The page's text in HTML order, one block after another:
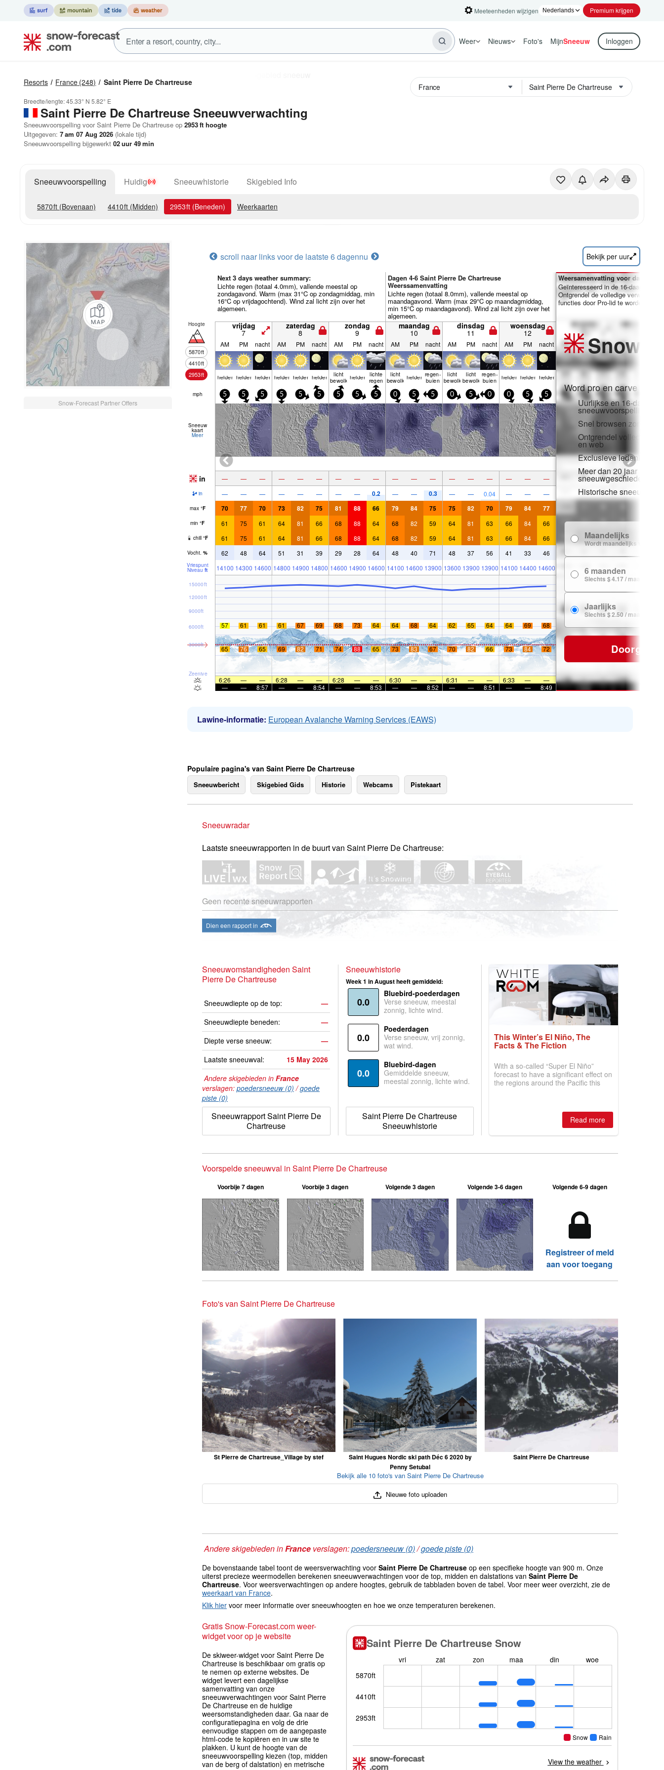
Meeteenheden wijzigen Premium krijgen
Weer Nieuws Foto's MijnSneeuw Inloggen
Resorts France (248) Saint Pierre De Chartreuse
Breedte/lengte:45.33° N 5.82° E
Saint Pierre De Chartreuse Sneeuwverwachting
Sneeuwvoorspelling voor Saint Pierre De Chartreuse op 2953ft hoogte
Uitgegeven: 7 am 07 Aug 2026 (lokale tijd)
Sneeuwvoorspelling bijgewerkt 02uur 49min
Sneeuwvoorspelling Huidig Sneeuwhistorie Skigebied Info
5870ft (Bovenaan) 4410ft (Midden) 2953ft (Beneden) Weerkaarten
Snow-Forecast Partner Offers
scroll naar links voor de laatste 6 dagennu Bekijk per uur
Next 3 days weather summary:
Lichte regen (totaal 4.0mm), vallende meestal op
zondagavond. Warm (max 31°C op zondagmiddag, min
16°C op vrijdagochtend). Wind zal licht zijn over het
algemeen.
Dagen 4-6 Saint Pierre De Chartreuse
Weerssamenvatting
Lichte regen (totaal 8.0mm), vallende meestal op
maandagavond. Warm (max 29°C op maandagmiddag,
min 15°C op maandagavond). Wind zal licht zijn over het
algemeen.
Hoogte
5870ft
4410ft
2953ft
vrijdag
7
zaterdag
8
zondag
9
maandag
10
dinsdag
11
woensdag
12
AM PM nacht AM PM nacht AM PM nacht AM PM nacht AM PM nacht AM PM nacht
helder helder helder helder helder helder licht
bewolkt helder lichte
regen
licht
bewolkt helder regen­
buien
licht
bewolkt
licht
bewolkt
regen­
buien helder helder helder
mph 5 5 5 5 5 5 5 5 5 0 5 5 0 5 0 0 5 5
Sneeuw
kaart
Meer
in — — — — — — — — — — — — — — — — — —
in — — — — — — — — 0.2 — — 0.3 — — 0.04 — — —
max °F 70 77 70 73 82 75 81 88 66 79 84 75 75 82 70 79 84 77
min °F 61 75 61 64 81 66 68 88 64 68 82 59 64 81 63 66 84 66
chill °F 61 75 61 64 81 66 68 88 64 68 82 59 64 81 63 66 84 66
Vocht. % 62 48 64 51 31 39 29 28 64 48 40 71 48 37 56 41 33 46
Vriespunt
Niveau ft 14100 14300 14600 14800 14900 14800 14600 14900 14600 14100 14600 13900 13600 13900 13900 14100 14400 14600
Zeeniveau
3000ft
6000ft
9000ft
12000ft
15000ft
57 61 61 61 67 69 68 73 64 64 68 64 62 65 64 64 69 68
65 76 65 69 82 71 74 88 65 73 83 67 70 82 66 73 84 72
6:26 — — 6:28 — — 6:28 — — 6:30 — — 6:31 — — 6:33 —
—
—
— 8:57 — — 8:54 — — 8:53 — — 8:52 — — 8:51 — — 8:49
Weersamenvatting voor dagen 7-
Geïnteresseerd in de 16-daagse
Ontgrendel de volledige
functies door Pro-lid te worden.
Snow
Word pro en carve uit:
Uurlijkse en 16-daagse
sneeuwvoorspellingen
Snel browsen zonder
Ontgrendel volledige
en web
Exclusieve
Meer dan 20 jaar
sneeuwgeschiedenis
Historische
Maandelijks
Wordt maandelijks verlengd
6 maanden
Slechts $ 4.17 / maand
Jaarlijks
Slechts $ 2.50 / maand
Doorgaan
Lawine-informatie: European Avalanche Warning Services (EAWS)
Populaire pagina's van Saint Pierre De Chartreuse
Sneeuwbericht Skigebied Gids Historie Webcams Pistekaart
Sneeuwradar
Laatste sneeuwrapporten in de buurt van Saint Pierre De Chartreuse:
Geen recente sneeuwrapporten
Dien een rapport in
Sneeuwomstandigheden Saint
Pierre De Chartreuse
Sneeuwdiepte op de top:
—
Sneeuwdiepte beneden:
—
Diepte verse sneeuw:
—
Laatste sneeuwval:
15 May 2026
Andere skigebieden in France
verslagen: poedersneeuw (0) /goede
piste (0)
Sneeuwrapport Saint Pierre De
Chartreuse
Sneeuwhistorie
Week 1 in August heeft gemiddeld:
0.0
Bluebird-poederdagen
Verse sneeuw, meestal
zonnig, lichte wind.
0.0
Poederdagen
Verse sneeuw, vrij zonnig,
wat wind.
0.0
Bluebird-dagen
Gemiddelde sneeuw,
meestal zonnig, lichte wind.
Saint Pierre De Chartreuse
Sneeuwhistorie
This Winter’s El Niño, The
Facts & The Fiction
With a so-called “Super El Niño”
forecast to have a significant effect on
the regions around the Pacific this
Read more
Voorspelde sneeuwval in Saint Pierre De Chartreuse
Voorbije 7 dagen Voorbije 3 dagen Volgende 3 dagen Volgende 3-6 dagen Volgende 6-9 dagen
Registreer of meld
aan voor toegang
Foto's van Saint Pierre De Chartreuse
St Pierre de Chartreuse_Village by stef
Saint Hugues Nordic ski path Déc 6 2020 by
Penny Setubal
Saint Pierre De Chartreuse
Bekijk alle 10 foto's van Saint Pierre De Chartreuse
Nieuwe foto uploaden
Andere skigebieden inFrance verslagen:poedersneeuw (0)/goede piste (0)
De bovenstaande tabel toont de weersverwachting voor Saint Pierre De Chartreuse op een specifieke hoogte van 900 m. Onze
uiterst precieze weermodellen berekenen sneeuwverwachtingen voor de top, midden en dalstations van Saint Pierre De
Chartreuse. Voor weersverwachtingen op andere hoogtes, gebruik de tabbladen boven de tabel. Voor meer weer overzicht, zie de
weerkaart van France.
Klik hier voor meer informatie over sneeuwhoogten en hoe we onze temperaturen berekenen.
Gratis Snow-Forecast.com weer-
widget voor op je website
De skiweer-widget voor Saint Pierre De
Chartreuse is beschikbaar om gratis op
te nemen op externe websites. De
widget levert een dagelijkse
samenvatting van onze
sneeuwverwachtingen voor Saint Pierre
De Chartreuse en de huidige
weersomstandigheden daar. Ga naar de
configuratiepagina en volg de drie
eenvoudige stappen om de aangepaste
html-code te kopiëren en in uw site te
plakken. U kunt de hoogte van de
sneeuwvoorspelling kiezen (top, midden
van de berg of dalstation) en metrische